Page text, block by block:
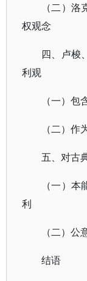
（二）
权观念
四、卢梭
利观
（一）
（二）
五、对古
（一）
利
（二）
结语